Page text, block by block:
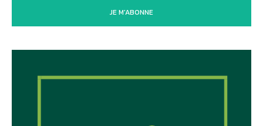
JE M'ABONNE